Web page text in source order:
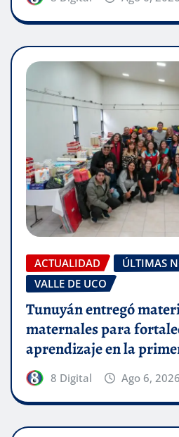
ACTUALIDAD
ÚLTIMAS
VALLE DE UCO
Tunuyán entregó
maternales para
aprendizaje en la
8 Digital Ago 6, 2026